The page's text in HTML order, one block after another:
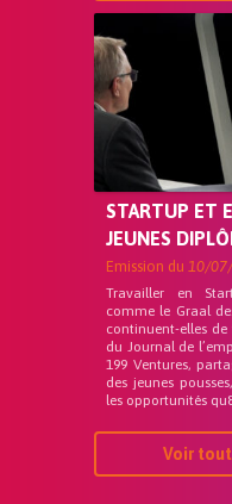
STARTUP ET
JEUNES
Emission du 10/
Travailler en
comme le Graal
continuent-elles
du Journal de
199 Ventures,
des jeunes
les opportunités
Voir